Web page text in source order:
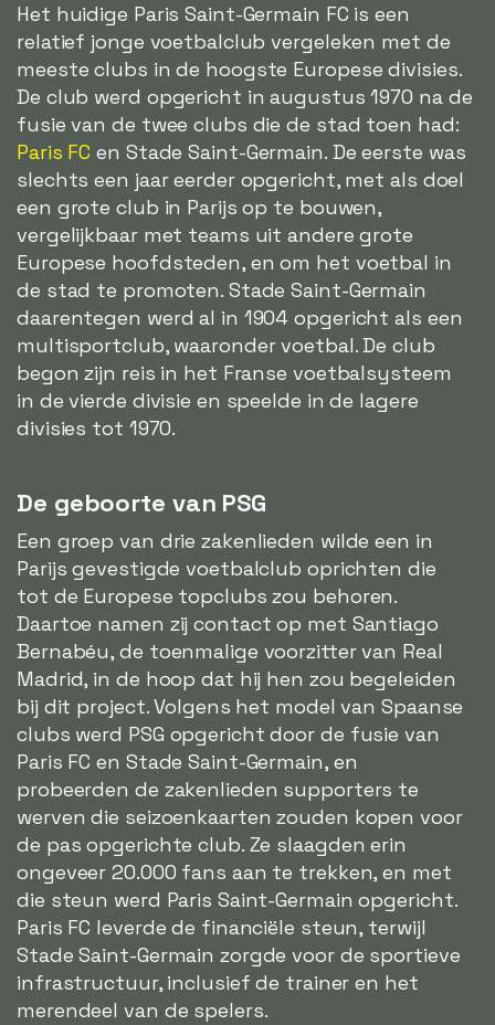
Het huidige Paris Saint-Germain FC is een
relatief jonge voetbalclub vergeleken met de
meeste clubs in de hoogste Europese divisies.
De club werd opgericht in augustus 1970 na de
fusie van de twee clubs die de stad toen had:
Paris FC en Stade Saint-Germain. De eerste was
slechts een jaar eerder opgericht, met als doel
een grote club in Parijs op te bouwen,
vergelijkbaar met teams uit andere grote
Europese hoofdsteden, en om het voetbal in
de stad te promoten. Stade Saint-Germain
daarentegen werd al in 1904 opgericht als een
multisportclub, waaronder voetbal. De club
begon zijn reis in het Franse voetbalsysteem
in de vierde divisie en speelde in de lagere
divisies tot 1970.
De geboorte van PSG
Een groep van drie zakenlieden wilde een in
Parijs gevestigde voetbalclub oprichten die
tot de Europese topclubs zou behoren.
Daartoe namen zij contact op met Santiago
Bernabéu, de toenmalige voorzitter van Real
Madrid, in de hoop dat hij hen zou begeleiden
bij dit project. Volgens het model van Spaanse
clubs werd PSG opgericht door de fusie van
Paris FC en Stade Saint-Germain, en
probeerden de zakenlieden supporters te
werven die seizoenkaarten zouden kopen voor
de pas opgerichte club. Ze slaagden erin
ongeveer 20.000 fans aan te trekken, en met
die steun werd Paris Saint-Germain opgericht.
Paris FC leverde de financiële steun, terwijl
Stade Saint-Germain zorgde voor de sportieve
infrastructuur, inclusief de trainer en het
merendeel van de spelers.